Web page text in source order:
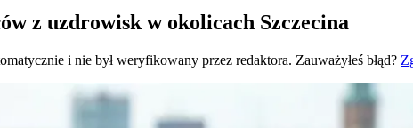
z uzdrowisk w okolicach Szczecina
i nie był weryfikowany przez redaktora. Zauważyłeś błąd?